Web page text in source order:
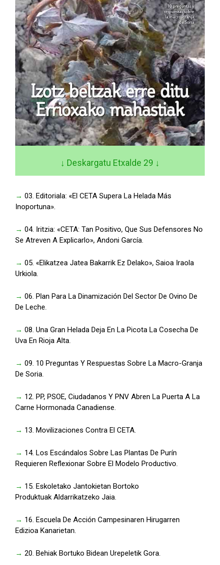
↓ Deskargatu Etxalde 29 ↓
→ 03. Editoriala: «El CETA Supera La Helada Más
Inoportuna».
→ 04. Iritzia: «CETA: Tan Positivo, Que Sus Defensores No
Se Atreven A Explicarlo», Andoni García.
→ 05. «Elikatzea Jatea Bakarrik Ez Delako», Saioa Iraola
Urkiola.
→ 06. Plan Para La Dinamización Del Sector De Ovino De
De Leche.
→ 08. Una Gran Helada Deja En La Picota La Cosecha De
Uva En Rioja Alta.
→ 09. 10 Preguntas Y Respuestas Sobre La Macro-Granja
De Soria.
→ 12. PP, PSOE, Ciudadanos Y PNV Abren La Puerta A La
Carne Hormonada Canadiense.
→ 13. Movilizaciones Contra El CETA.
→ 14. Los Escándalos Sobre Las Plantas De Purín
Requieren Reflexionar Sobre El Modelo Productivo.
→ 15. Eskoletako Jantokietan Bortoko
Produktuak Aldarrikatzeko Jaia.
→ 16. Escuela De Acción Campesinaren Hirugarren
Edizioa Kanarietan.
→ 20. Behiak Bortuko Bidean Urepeletik Gora.